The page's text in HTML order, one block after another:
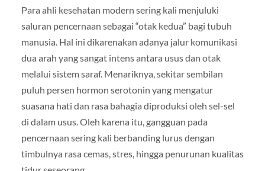
Para ahli kesehatan modern sering kali menjuluki
saluran pencernaan sebagai “otak kedua” bagi tubuh
manusia. Hal ini dikarenakan adanya jalur komunikasi
dua arah yang sangat intens antara usus dan otak
melalui sistem saraf. Menariknya, sekitar sembilan
puluh persen hormon serotonin yang mengatur
suasana hati dan rasa bahagia diproduksi oleh sel-sel
di dalam usus. Oleh karena itu, gangguan pada
pencernaan sering kali berbanding lurus dengan
timbulnya rasa cemas, stres, hingga penurunan kualitas